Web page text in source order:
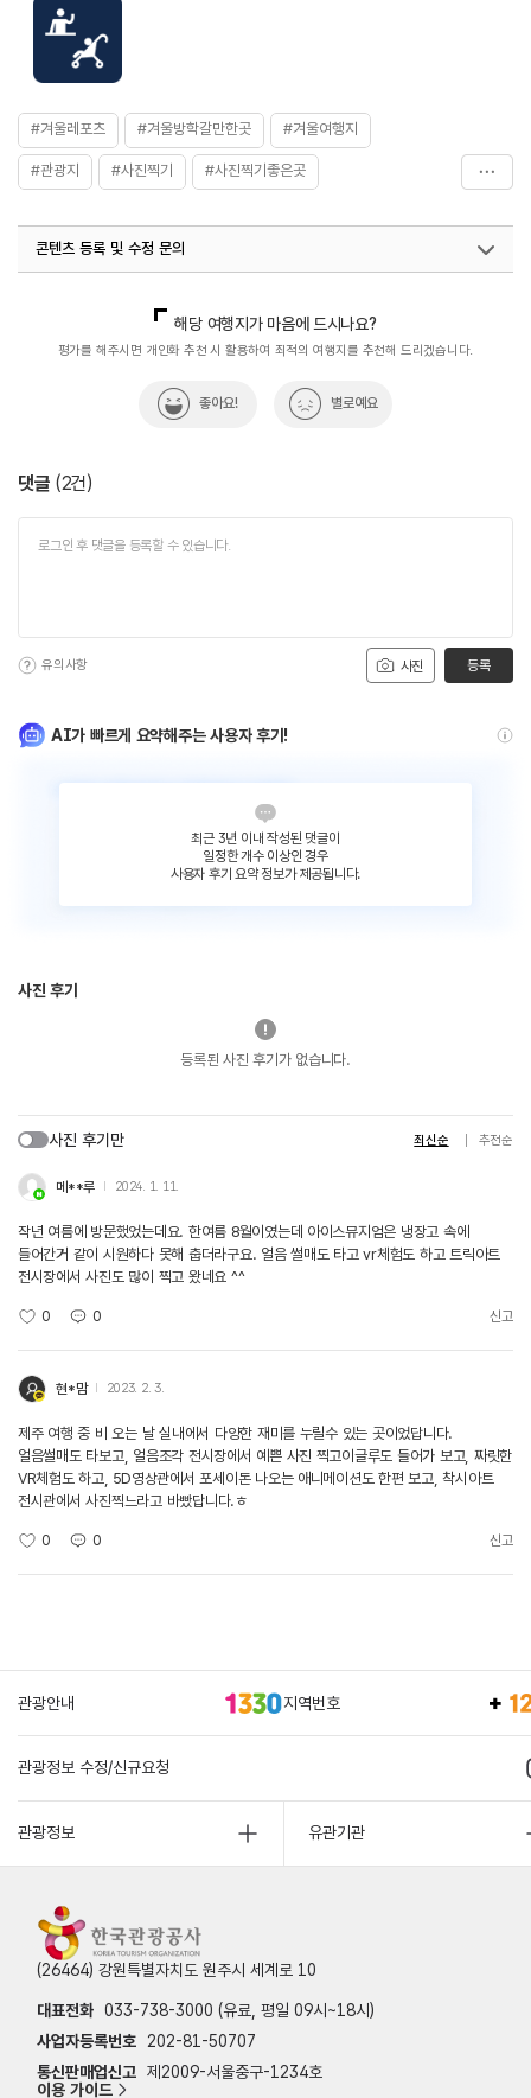
#겨울레포츠 #겨울방학갈만한곳 #겨울여행지
#관광지 #사진찍기 #사진찍기좋은곳
#아이가_좋아하는_여행
콘텐츠 등록 및 수정 문의
열린관광콘텐츠팀(열린관광-모두의여행)
033-738-3425
해당 여행지가 마음에 드시나요?
평가를 해주시면 개인화 추천 시 활용하여 최적의 여행지를 추천해 드리겠습니다.
좋아요! 별로예요
댓글 (2건)
사진
유의사항 등록
AI가 빠르게 요약해주는 사용자 후기!
최근 3년 이내 작성된 댓글이
일정한 개수 이상인 경우
사용자 후기 요약 정보가 제공됩니다.
사진 후기
등록된 사진 후기가 없습니다.
사진 후기만 최신순 추천순
메**루 2024. 1. 11.
작년 여름에 방문했었는데요. 한여름 8월이였는데 아이스뮤지엄은 냉장고 속에
들어간거 같이 시원하다 못해 춥더라구요. 얼음 썰매도 타고 vr체험도 하고 트릭아트
전시장에서 사진도 많이 찍고 왔네요 ^^
0 0 신고
현*맘 2023. 2. 3.
제주 여행 중 비 오는 날 실내에서 다양한 재미를 누릴수 있는 곳이었답니다.
얼음썰매도 타보고, 얼음조각 전시장에서 예쁜 사진 찍고이글루도 들어가 보고, 짜릿한
VR체험도 하고, 5D영상관에서 포세이돈 나오는 애니메이션도 한편 보고, 착시아트
전시관에서 사진찍느라고 바빴답니다.ㅎ
0 0 신고
관광안내 지역번호
관광정보 수정/신규요청
관광정보 유관기관
(26464) 강원특별자치도 원주시 세계로 10
대표전화 033-738-3000 (유료, 평일 09시~18시)
사업자등록번호
202-81-50707
통신판매업신고 제2009-서울중구-1234호
이용 가이드